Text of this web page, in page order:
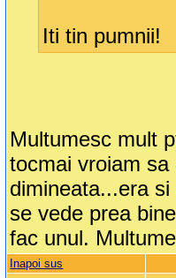
Iti tin pumnii!
Multumesc mult
tocmai vroiam
dimineata...era
se vede prea
fac unul.
Inapoi sus